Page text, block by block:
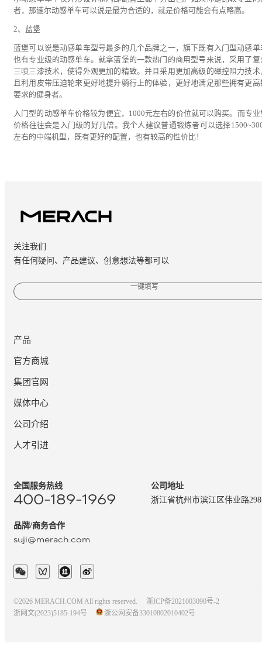
者，那速尔动感单车可以说是最为合适的，就是价格可能会有点略高。
2、蓝堡
蓝堡可以说是动感单车型号最多的几个品牌之一，旗下既有入门型动感单
也有专业级的动感单车。就拿蓝堡的一款热门的商用型号来说，采用了复
三喷三漆技术，使得外观更加的精致。并且采用更加高级的磁控阻力技术
且利用皮带压迫轮来更好地提升骑行上的体验，更好地满足那些拥有更高
要求的健身者。
入门型的动感单车价格较为便宜，1000元左右的价位就可以购买。而专业
价格往往会是入门级的好几倍。我个人建议普通锻炼者可以选择
左右的中端机型，既有更好的配置，也有较高的性价比！
关注我们
有任何疑问、产品建议、创意想法等都可以
一键填写
产品
官方商城
集团官网
媒体中心
公司介绍
人才引进
全国服务热线
400-189-1969
品牌/商务合作
suji@merach.com
公司地址
浙江省杭州市滨江区伟业路
©2026 MERACH.COM All rights reserved.
浙ICP备2021003090号-2
浙网文(2023)5185-194号
浙公网安备33010802010402号